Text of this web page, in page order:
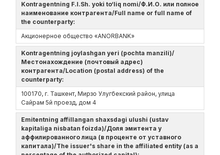
Kontragentning F.I.Sh. yoki to‘liq nomi/Ф.И.О. или полное
наименование контрагента/Full name or full name of
the counterparty:
Акционерное общество «ANORBANK»
Kontragentning joylashgan yeri (pochta manzili)/
Местонахождение (почтовый адрес)
контрагента/Location (postal address) of the
counterparty:
100170, г. Ташкент, Мирзо Улугбекский район, улица
Сайрам 5й проезд, дом 4
Emitentning affillangan shaxsdagi ulushi (ustav
kapitaliga nisbatan foizda)/Доля эмитента у
аффилированного лица (в проценте от уставного
капитала)/The issuer's share in the affiliated entity (as a